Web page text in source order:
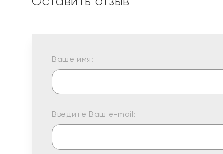
Ваше имя:
Введите Ваш e-mail: